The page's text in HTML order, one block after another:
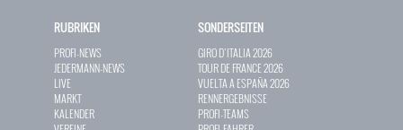
RUBRIKEN
PROFI-NEWS
JEDERMANN-NEWS
LIVE
MARKT
KALENDER
SONDERSEITEN
GIRO D`ITALIA 2026
TOUR DE FRANCE 2026
VUELTA A ESPAÑA 2026
RENNERGEBNISSE
PROFI-TEAMS